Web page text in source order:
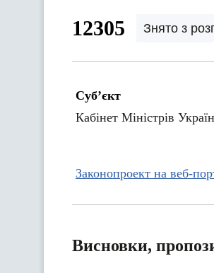
12305 Знято з
Суб’єкт
Кабінет Міністрів
Законопроект на веб-
Висновки,